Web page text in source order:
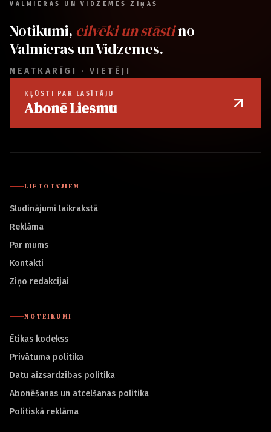
VALMIERAS UN VIDZEMES ZIŅAS
Notikumi, cilvēki un stāstino
Valmieras un Vidzemes.
NEATKARĪGI · VIETĒJI
KĻŪSTI PAR LASĪTĀJU
Abonē Liesmu
LIETOTĀJIEM
Sludinājumi laikrakstā
Reklāma
Par mums
Kontakti
Ziņo redakcijai
NOTEIKUMI
Ētikas kodekss
Privātuma politika
Datu aizsardzības politika
Abonēšanas un atcelšanas politika
Politiskā reklāma